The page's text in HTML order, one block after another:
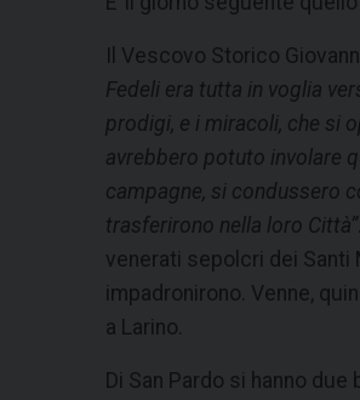
Il Vescovo Storico
Fedeli era tutta in voglia
prodigi, e i miracoli, che si
avrebbero potuto involare
campagne, si condussero
trasferirono nella loro Città”
venerati sepolcri dei Santi
impadronirono. Venne,
a Larino.
Di San Pardo si hanno